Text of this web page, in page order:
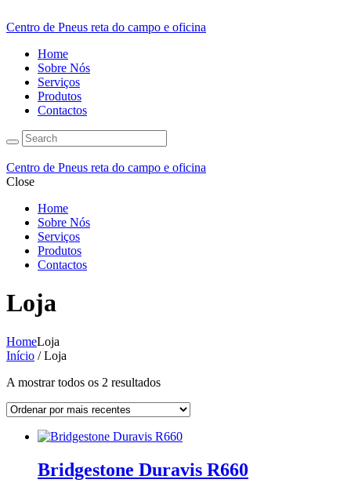
Centro de Pneus reta do campo e oficina
Home
Sobre Nós
Serviços
Produtos
Contactos
Centro de Pneus reta do campo e oficina
Close
Home
Sobre Nós
Serviços
Produtos
Contactos
Loja
HomeLoja
Início / Loja
A mostrar todos os 2 resultadosOrdenado
mais
Bridgestone Duravis R660